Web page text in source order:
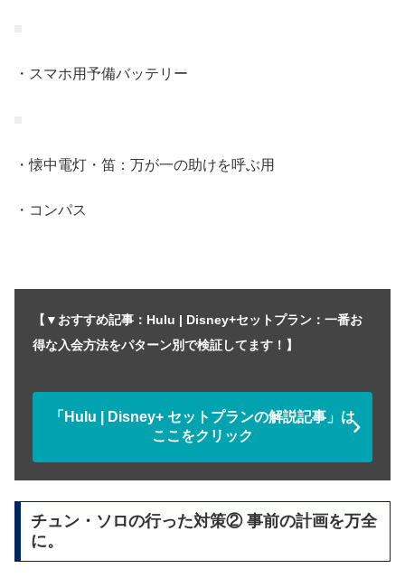
・スマホ用予備バッテリー
・懐中電灯・笛：万が一の助けを呼ぶ用
・コンパス
【▼おすすめ記事：Hulu | Disney+セットプラン：一番お
得な入会方法をパターン別で検証してます！】
「Hulu | Disney+ セットプランの解説記事」は
ここをクリック
チュン・ソロの行った対策② 事前の計画を万全
に。